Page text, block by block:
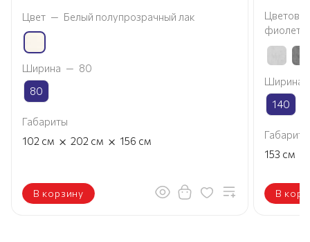
Цвет — Белый полупрозрачный лак
Ширина — 80
80
Габариты
102 см × 202 см × 156 см
В корзину
Ширина
140
Габариты
153 см
В